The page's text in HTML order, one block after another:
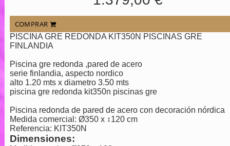
COMPRAR
PISCINA GRE REDONDA KIT350N PISCINAS GRE
FINLANDIA
Piscina gre redonda ,pared de acero
serie finlandia, aspecto nordico
alto 1.20 mts x diametro 3.50 mts
piscina gre redonda kit350n piscinas gre
Piscina redonda de pared de acero con decoración nórdica
Medida comercial: Ø350 x ↕120 cm
Referencia: KIT350N
Dimensiones: